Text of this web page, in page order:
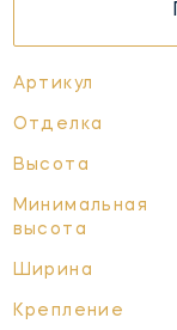
Артикул
Отделка
Высота
Минимальная
высота
Ширина
Крепление